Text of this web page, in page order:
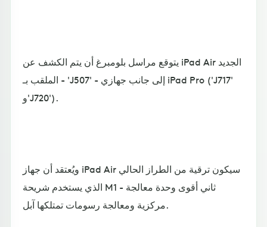
يتوقع مراسل بلومبرغ أن يتم الكشف عن iPad Air الجديد
- الملقب بـ 'J507' - إلى جانب جهازي iPad Pro ('J717'
و'J720').
ويُعتقد أن جهاز iPad Air سيكون ترقية من الطراز الحالي
الذي يستخدم شريحة M1 - ثاني أقوى وحدة معالجة
مركزية ومعالجة رسومات تمتلكها آبل.